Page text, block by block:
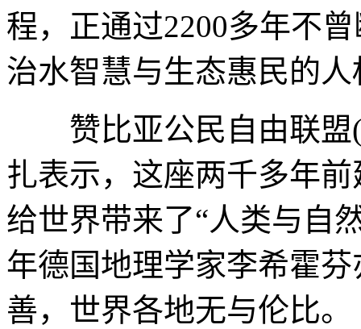
程，正通过2200多年不
治水智慧与生态惠民的
赞比亚公民自由联盟(
扎表示，这座两千多年
给世界带来了“人类与自
年德国地理学家李希霍
善，世界各地无与伦比。